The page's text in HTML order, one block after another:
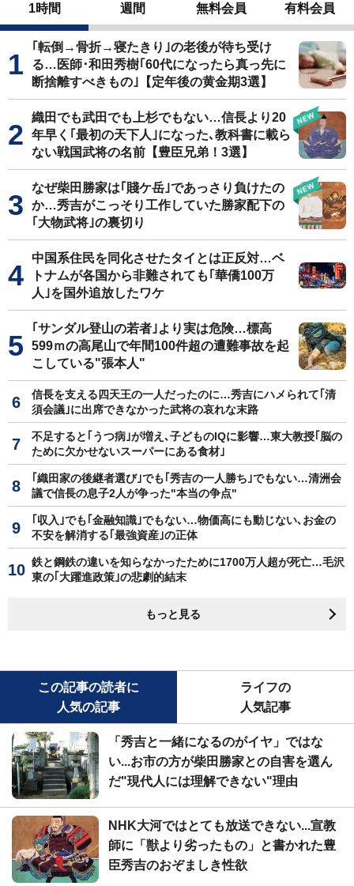
1時間 週間 無料会員 有料会員
｢転倒→骨折→寝たきり｣の老後が待ち受け
る…医師･和田秀樹｢60代になったら真っ先に
断捨離すべきもの｣【定年後の黄金期3選】
織田でも武田でも上杉でもない…信長より20
年早く｢最初の天下人｣になった､教科書に載ら
ない戦国武将の名前【豊臣兄弟！3選】
なぜ柴田勝家は｢賤ケ岳｣であっさり負けたの
か…秀吉がこっそり工作していた勝家配下の
｢大物武将｣の裏切り
中国系住民を同化させたタイとは正反対…ベ
トナムが各国から非難されても｢華僑100万
人｣を国外追放したワケ
｢サンダル登山の若者｣より実は危険…標高
599ｍの高尾山で年間100件超の遭難事故を起
こしている"張本人"
信長を支える四天王の一人だったのに…秀吉にハメられて｢清
須会議｣に出席できなかった武将の哀れな末路
不足すると｢うつ病｣が増え､子どものIQに影響…東大教授｢脳の
ために欠かせないスーパーにある食材｣
｢織田家の後継者選び｣でも｢秀吉の一人勝ち｣でもない…清洲会
議で信長の息子2人が争った"本当の争点"
｢収入｣でも｢金融知識｣でもない…物価高にも動じない､お金の
不安を解消する｢最強資産｣の正体
鉄と鋼鉄の違いを知らなかったために1700万人超が死亡…毛沢
東の｢大躍進政策｣の悲劇的結末
もっと見る
この記事の読者に
人気の記事
ライフの
人気記事
「秀吉と一緒になるのがイヤ」ではな
い...お市の方が柴田勝家との自害を選ん
だ"現代人には理解できない"理由
NHK大河ではとても放送できない...宣教
師に「獣より劣ったもの」と書かれた豊
臣秀吉のおぞましき性欲